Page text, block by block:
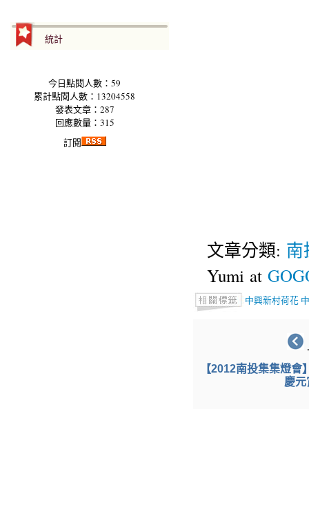
統計
今日點閱人數：59
累計點閱人數：13204558
發表文章：287
回應數量：315
訂閱
文章分類: 南
Yumi at
中興新村荷花
【2012南投集集燈
慶元